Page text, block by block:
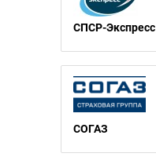
СПСР-Экспресс
СОГАЗ